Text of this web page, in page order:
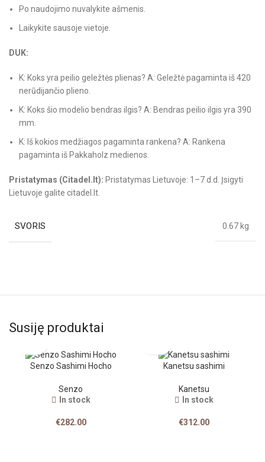
Po naudojimo nuvalykite ašmenis.
Laikykite sausoje vietoje.
DUK:
K: Koks yra peilio geležtės plienas? A: Geležtė pagaminta iš 420
nerūdijančio plieno.
K: Koks šio modelio bendras ilgis? A: Bendras peilio ilgis yra 390
mm.
K: Iš kokios medžiagos pagaminta rankena? A: Rankena
pagaminta iš Pakkaholz medienos.
Pristatymas (Citadel.lt): Pristatymas Lietuvoje: 1–7 d.d. Įsigyti
Lietuvoje galite citadel.lt.
SVORIS 0.67 kg
Susiję produktai
Senzo Sashimi Hocho
Senzo
In stock
€282.00
Kanetsu sashimi
Kanetsu
In stock
€312.00